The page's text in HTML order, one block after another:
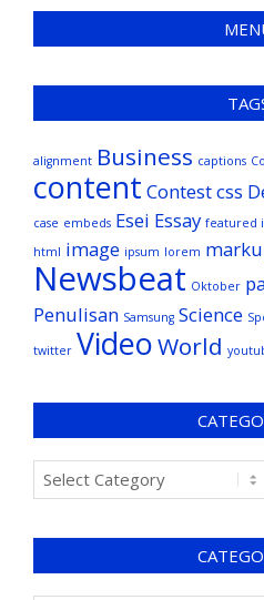
alignment Business captions
content Contestcss
case embeds Esei Essay featured
html image ipsum lorem
Newsbeat Oktober
Penulisan Samsung Science
twitter VideoWorld